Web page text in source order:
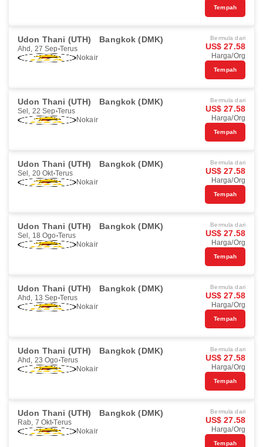
Tempah
Udon Thani (UTH) Bangkok (DMK)
Ahd, 27 Sep Terus
Nokair
Bermula dari
US$ 27.58
Harga/Org
Tempah
Udon Thani (UTH) Bangkok (DMK)
Sel, 22 Sep Terus
Nokair
Bermula dari
US$ 27.58
Harga/Org
Tempah
Udon Thani (UTH) Bangkok (DMK)
Sel, 20 Okt Terus
Nokair
Bermula dari
US$ 27.58
Harga/Org
Tempah
Udon Thani (UTH) Bangkok (DMK)
Sel, 18 Ogo Terus
Nokair
Bermula dari
US$ 27.58
Harga/Org
Tempah
Udon Thani (UTH) Bangkok (DMK)
Ahd, 13 Sep Terus
Nokair
Bermula dari
US$ 27.58
Harga/Org
Tempah
Udon Thani (UTH) Bangkok (DMK)
Ahd, 23 Ogo Terus
Nokair
Bermula dari
US$ 27.58
Harga/Org
Tempah
Udon Thani (UTH) Bangkok (DMK)
Rab, 7 Okt Terus
Nokair
Bermula dari
US$ 27.58
Harga/Org
Tempah